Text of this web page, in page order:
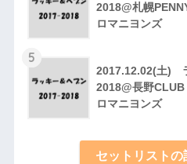
2018@札幌
ロマニヨンズ
5
2017.12.02(土)
2018@長野
ロマニヨンズ
セットリスト